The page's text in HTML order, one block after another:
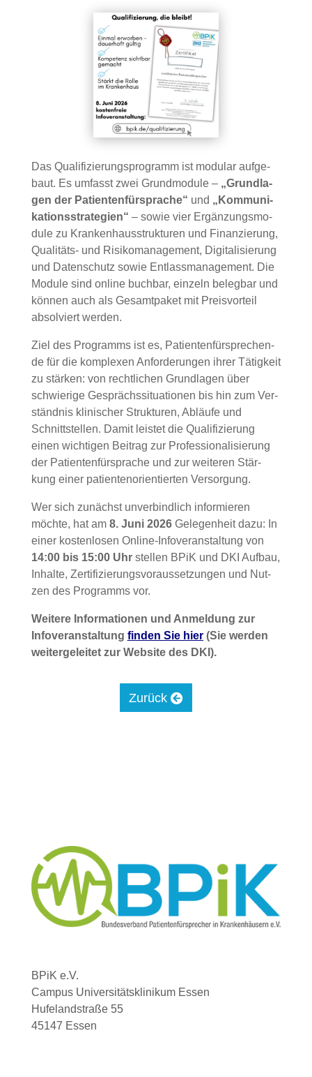
Das Qua­li­fi­zie­rungs­pro­gramm ist modu­lar auf­ge­
baut. Es umfasst zwei Grund­mo­du­le – „Grund­la­
gen der Pati­en­ten­für­spra­che“ und „Kom­mu­ni­
ka­ti­ons­stra­te­gien“ – sowie vier Ergän­zungs­mo­
du­le zu Kran­ken­haus­struk­tu­ren und Finan­zie­rung,
Qua­li­täts- und Risi­ko­ma­nage­ment, Digi­ta­li­sie­rung
und Daten­schutz sowie Ent­lass­ma­nage­ment. Die
Modu­le sind online buch­bar, ein­zeln beleg­bar und
kön­nen auch als Gesamt­pa­ket mit Preis­vor­teil
absol­viert wer­den.
Ziel des Pro­gramms ist es, Pati­en­ten­für­spre­chen­
de für die kom­ple­xen Anfor­de­run­gen ihrer Tätig­keit
zu stär­ken: von recht­li­chen Grund­la­gen über
schwie­ri­ge Gesprächs­si­tua­tio­nen bis hin zum Ver­
ständ­nis kli­ni­scher Struk­tu­ren, Abläu­fe und
Schnitt­stel­len. Damit leis­tet die Qua­li­fi­zie­rung
einen wich­ti­gen Bei­trag zur Pro­fes­sio­na­li­sie­rung
der Pati­en­ten­für­spra­che und zur wei­te­ren Stär­
kung einer pati­en­ten­ori­en­tier­ten Ver­sor­gung.
Wer sich zunächst unver­bind­lich infor­mie­ren
möch­te, hat am 8. Juni 2026Gele­gen­heit dazu: In
einer kos­ten­lo­sen Online-Info­ver­an­stal­tung von
14:00 bis 15:00 Uhrstel­len BPiK und DKI Auf­bau,
Inhal­te, Zer­ti­fi­zie­rungs­vor­aus­set­zun­gen und Nut­
zen des Pro­gramms vor.
Wei­te­re Infor­ma­tio­nen und Anmel­dung zur
Info­ver­an­stal­tung fin­den Sie hier(Sie wer­den
wei­ter­ge­lei­tet zur Web­site des DKI).
Zurück
BPiK e.V.
Campus Universitätsklinikum Essen
Hufelandstraße 55
45147 Essen